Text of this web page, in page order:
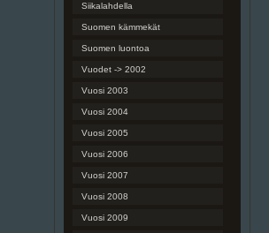
Siikalahdella
Suomen kämmekät
Suomen luontoa
Vuodet -> 2002
Vuosi 2003
Vuosi 2004
Vuosi 2005
Vuosi 2006
Vuosi 2007
Vuosi 2008
Vuosi 2009